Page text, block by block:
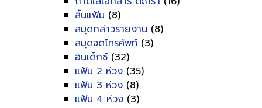
ลิ้นแฟ้ม (8)
สมุดกล่าวรายงาน (8)
สมุดจดโทรศัพท์ (3)
อินเด็กซ์ (32)
แฟ้ม 2 ห่วง (35)
แฟ้ม 3 ห่วง (8)
แฟ้ม 4 ห่วง (3)